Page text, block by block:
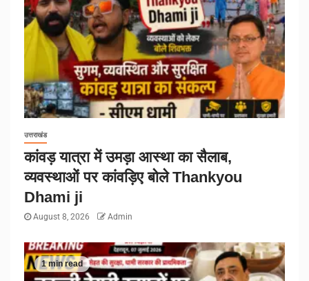
उत्तराखंड
कांवड़ यात्रा में उमड़ा आस्था का सैलाब,
व्यवस्थाओं पर कांवड़िए बोले Thankyou
Dhami ji
August 8, 2026 Admin
1 min read